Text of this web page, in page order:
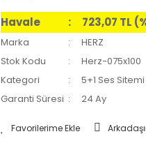
Havale 723,07 TL
Marka
HERZ
Stok Kodu
Herz-075x100
Kategori
5+1 Ses
Garanti Süresi
24 Ay